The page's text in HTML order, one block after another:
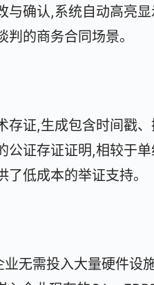
确认,系统自动高亮
的商务合同场景。
存证,生成包含时间戳
公证存证证明,相较于
低成本的举证支持。
无需投入大量硬件设